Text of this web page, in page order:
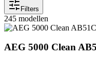
Filters
245 modellen
AEG 5000 Clean